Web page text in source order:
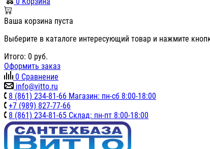
Ваша корзина пуста
Выберите в каталоге интересующий товар и нажмите
Итого: 0 руб.
Оформить заказ
0 Сравнение
info@vitto.ru
8 (861) 234-81-66 Магазин: пн-сб 8:00-18:00
+7 (989) 827-77-66
8 (861) 234-81-65 Склад: пн-пт 8:00-18:00